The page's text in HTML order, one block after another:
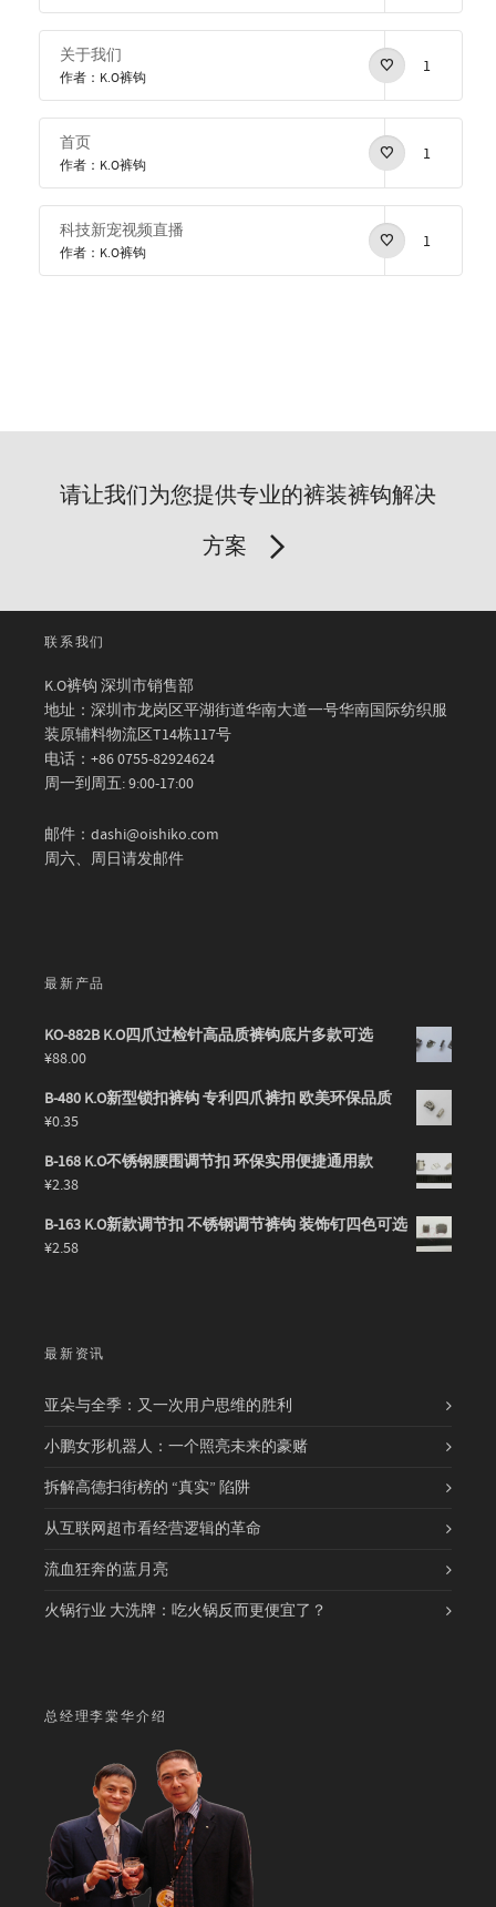
关于我们
作者：K.O裤钩
1
首页
作者：K.O裤钩
1
科技新宠视频直播
作者：K.O裤钩
1
请让我们为您提供专业的裤装裤钩解决
方案
联系我们
K.O裤钩 深圳市销售部
地址：深圳市龙岗区平湖街道华南大道一号华南国际纺织服
装原辅料物流区T14栋117号
电话：+86 0755-82924624
周一到周五: 9:00-17:00
邮件：dashi@oishiko.com
周六、周日请发邮件
最新产品
KO-882B K.O四爪过检针高品质裤钩底片多款可选
¥88.00
B-480 K.O新型锁扣裤钩 专利四爪裤扣 欧美环保品质
¥0.35
B-168 K.O不锈钢腰围调节扣 环保实用便捷通用款
¥2.38
B-163 K.O新款调节扣 不锈钢调节裤钩 装饰钉四色可选
¥2.58
最新资讯
亚朵与全季：又一次用户思维的胜利
小鹏女形机器人：一个照亮未来的豪赌
拆解高德扫街榜的 “真实” 陷阱
从互联网超市看经营逻辑的革命
流血狂奔的蓝月亮
火锅行业 大洗牌：吃火锅反而更便宜了？
总经理李棠华介绍